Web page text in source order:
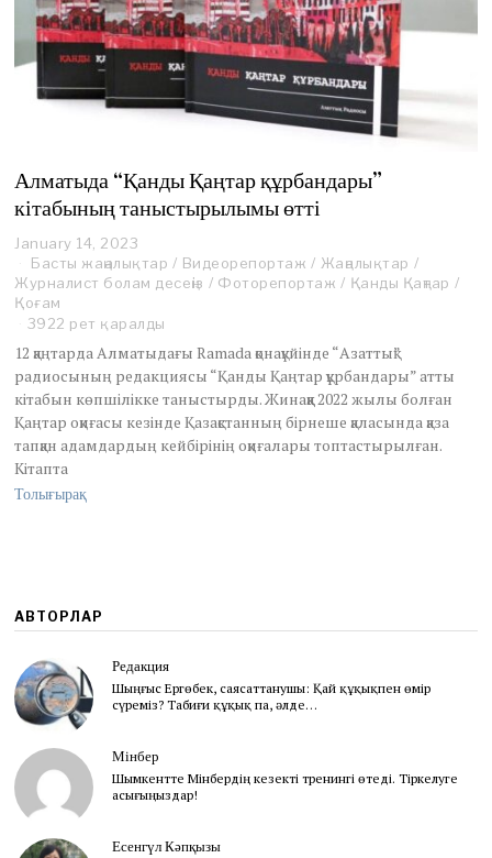
Алматыда “Қанды Қаңтар құрбандары”
кітабының таныстырылымы өтті
January 14, 2023
Басты жаңалықтар / Видеорепортаж / Жаңалықтар /
Журналист болам десеңіз / Фоторепортаж / Қанды Қаңтар /
Қоғам
3922 рет қаралды
12 қаңтарда Алматыдағы Ramada қонақүйінде “Азаттық”
радиосының редакциясы “Қанды Қаңтар құрбандары” атты
кітабын көпшілікке таныстырды. Жинаққа 2022 жылы болған
Қаңтар оқиғасы кезінде Қазақстанның бірнеше қаласында қаза
тапқан адамдардың кейбірінің оқиғалары топтастырылған.
Кітапта
Толығырақ
АВТОРЛАР
Редакция
Шыңғыс Ергөбек, cаясаттанушы: Қай құқықпен өмір
сүреміз? Табиғи құқық па, әлде…
Мінбер
Шымкентте Мінбердің кезекті тренингі өтеді. Тіркелуге
асығыңыздар!
Есенгүл Кәпқызы